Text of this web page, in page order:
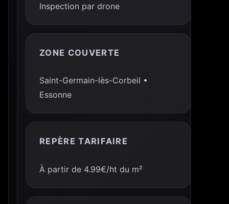
Inspection par drone
ZONE COUVERTE
Saint-Germain-lès-Corbeil •
Essonne
REPÈRE TARIFAIRE
À partir de 4.99€/ht du m²